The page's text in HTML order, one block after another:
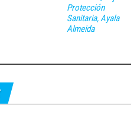
Protección
Sanitaria, Ayala
Almeida